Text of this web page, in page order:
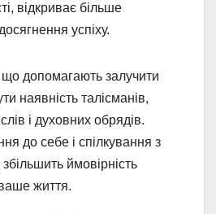
відкриває більше
успіху.
що допомагають залучити
наявність талісманів,
і духовних обрядів.
до себе і спілкування з
ймовірність
життя.